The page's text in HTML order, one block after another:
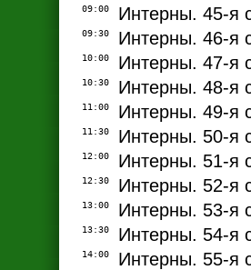
09:00 Интерны. 45-я
09:30 Интерны. 46-я
10:00 Интерны. 47-я
10:30 Интерны. 48-я
11:00 Интерны. 49-я
11:30 Интерны. 50-я
12:00 Интерны. 51-я
12:30 Интерны. 52-я
13:00 Интерны. 53-я
13:30 Интерны. 54-я
14:00 Интерны. 55-я